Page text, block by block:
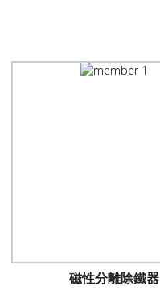
磁性分離除鐵器